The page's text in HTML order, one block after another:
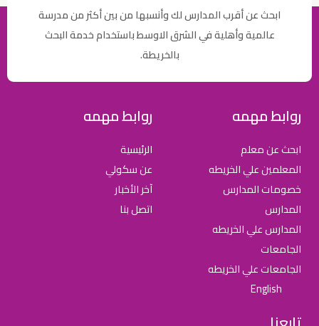
ابحث عن أقرب المدارس لك وأنسبها من بين أكثر من مدرسة
عالمية وأهلية في الشرق الاوسط باستخدام خدمة البحث
بالخريطة.
روابط مهمه
ابحث عن معلم
المعلمين علي الخريطه
خصومات المدارس
المدارس
المدارس علي الخريطه
الجامعات
الجامعات علي الخريطه
English
روابط مهمه
الرئيسية
عن سكولي
آخر الأخبار
اتصل بنا